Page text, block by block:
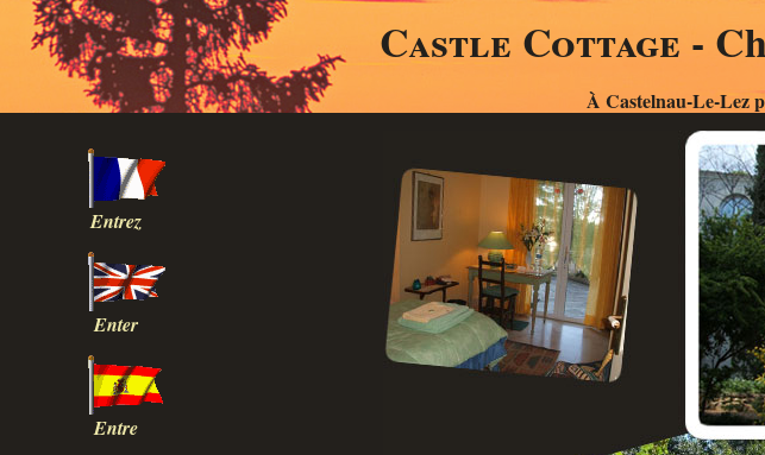
Castle Cottage -
À Castelnau-Le-Lez
Entrez
Enter
Entre